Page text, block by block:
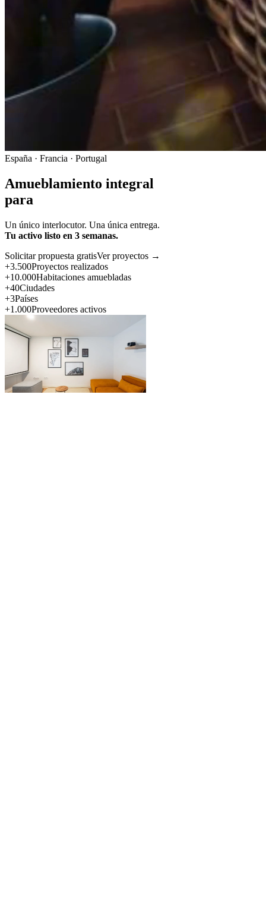
España · Francia · Portugal
Amueblamiento integral
para
Un único interlocutor. Una única entrega.
Tu activo listo en 3 semanas.
Solicitar propuesta gratisVer proyectos →
+3.500Proyectos realizados
+10.000Habitaciones amuebladas
+40Ciudades
+3Países
+1.000Proveedores activos